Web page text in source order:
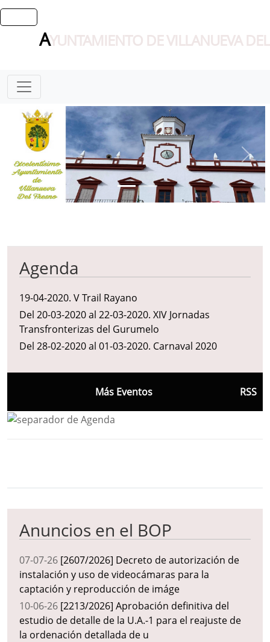
AYUNTAMIENTO DE VILLANUEVA
Agenda
19-04-2020. V Trail Rayano
Del 20-03-2020 al 22-03-2020. XIV Jornadas
Transfronterizas del Gurumelo
Del 28-02-2020 al 01-03-2020. Carnaval 2020
Más Eventos RSS
Anuncios en el BOP
07-07-26 [2607/2026] Decreto de autorización de
instalación y uso de videocámaras para la
captación y reproducción de imáge
10-06-26 [2213/2026] Aprobación definitiva del
estudio de detalle de la U.A.-1 para el reajuste de
la ordenación detallada de u